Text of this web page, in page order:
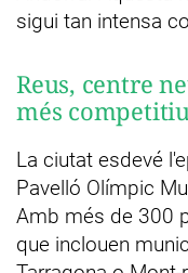
sigui tan intensa
Reus, centre
més competitiu
La ciutat esdevé
Pavelló Olímpic
Amb més de 300
que inclouen